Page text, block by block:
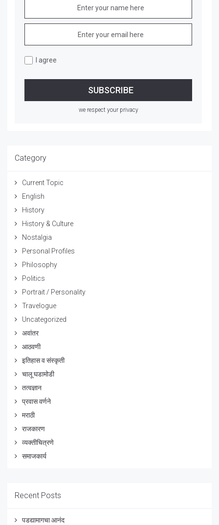
I agree
we respect your privacy
Category
Current Topic
English
History
History & Culture
Nostalgia
Personal Profiles
Philosophy
Politics
Portrait / Personality
Travelogue
Uncategorized
अवांतर
आठवणी
इतिहास व संस्कृती
चालू घडामोडी
तत्वज्ञान
प्रवास वर्णने
मराठी
राजकारण
व्यक्तीचित्रणे
समाजकार्य
Recent Posts
पडद्यामागचा आनंद